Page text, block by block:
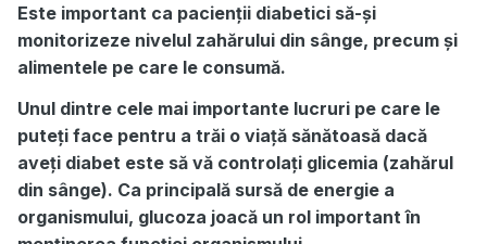
Este important ca pacienții diabetici să-și
monitorizeze nivelul zahărului din sânge, precum și
alimentele pe care le consumă.
Unul dintre cele mai importante lucruri pe care le
puteți face pentru a trăi o viață sănătoasă dacă
aveți diabet este să vă controlați glicemia (zahărul
din sânge). Ca principală sursă de energie a
organismului, glucoza joacă un rol important în